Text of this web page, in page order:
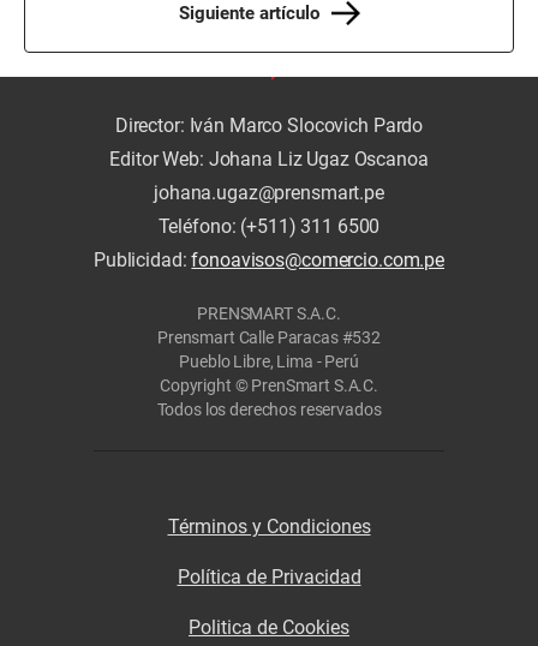
Siguiente artículo
Director: Iván Marco Slocovich Pardo
Editor Web: Johana Liz Ugaz Oscanoa
johana.ugaz@prensmart.pe
Teléfono: (+511) 311 6500
Publicidad:fonoavisos@comercio.com.pe
PRENSMART S.A.C.
Prensmart Calle Paracas #532
Pueblo Libre, Lima - Perú
Copyright © PrenSmart S.A.C.
Todos los derechos reservados
Términos y Condiciones
Política de Privacidad
Politica de Cookies